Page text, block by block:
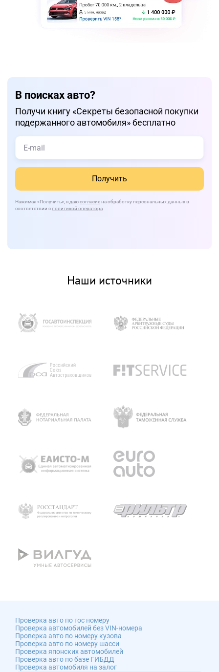
В поисках авто?
Получи книгу «Cекреты безопасной покупки
подержанного автомобиля» бесплатно
Получить
Нажимая «Получить» , я даюсогласиена обработку персональных данных в
соответствии сполитикой оператора
Наши источники
Проверка авто по гос номеру
Проверка автомобилей без VIN-номера
Проверка авто по номеру кузова
Проверка авто по номеру шасси
Проверка японских автомобилей
Проверка авто по базе ГИБДД
Проверка автомобиля на залог